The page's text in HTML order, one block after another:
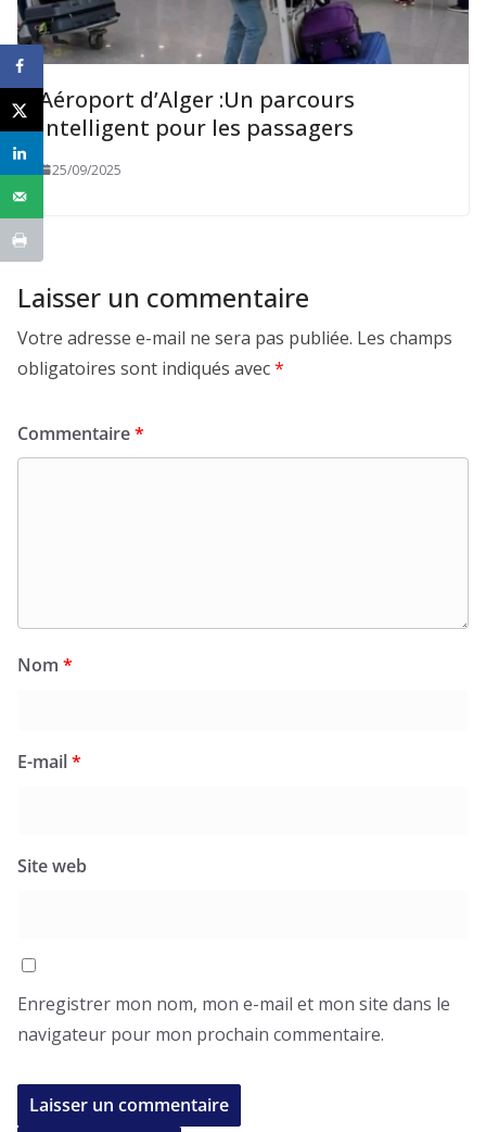
Aéroport d’Alger :Un parcours
intelligent pour les passagers
25/09/2025
Laisser un commentaire
Votre adresse e-mail ne sera pas publiée. Les champs
obligatoires sont indiqués avec*
Commentaire*
Nom *
E-mail*
Site web
Enregistrer mon nom, mon e-mail et mon site dans le
navigateur pour mon prochain commentaire.